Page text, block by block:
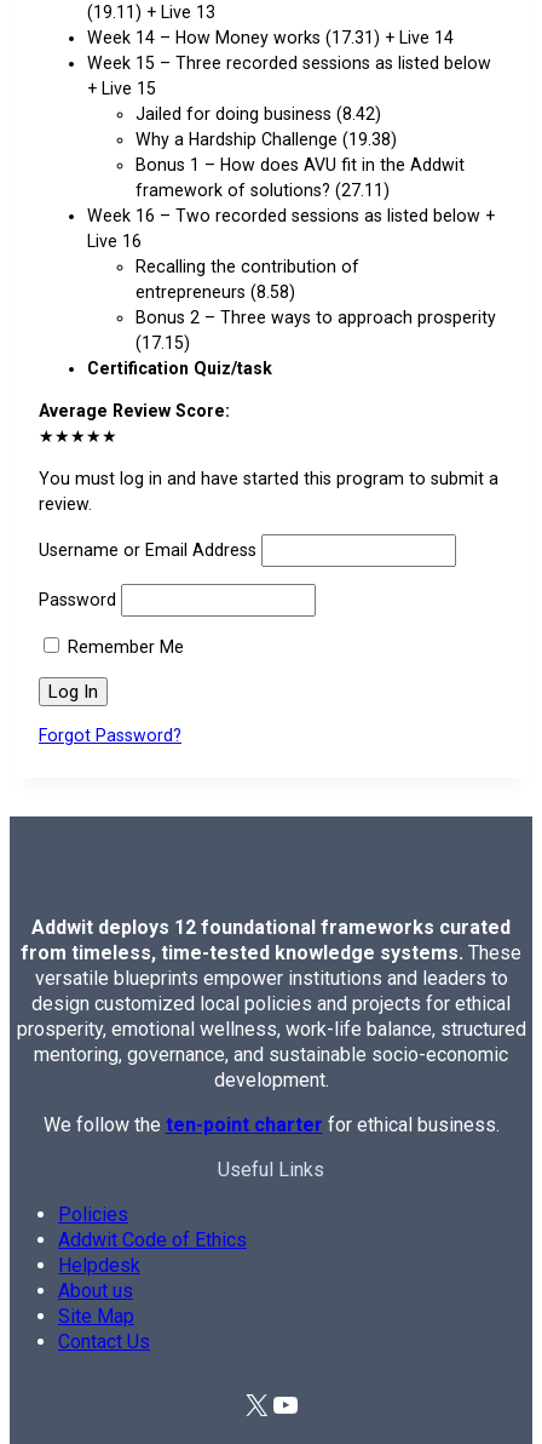
(19.11) + Live 13
Week 14 – How Money works (17.31) + Live 14
Week 15 – Three recorded sessions as listed below
+ Live 15
Jailed for doing business (8.42)
Why a Hardship Challenge (19.38)
Bonus 1 – How does AVU fit in the Addwit
framework of solutions? (27.11)
Week 16 – Two recorded sessions as listed below +
Live 16
Recalling the contribution of
entrepreneurs (8.58)
Bonus 2 – Three ways to approach prosperity
(17.15)
Certification Quiz/task
Average Review Score:
★★★★★
You must log in and have started this program to submit a
review.
Username or Email Address
Password
Remember Me
Forgot Password?
Addwit deploys 12 foundational frameworks curated
from timeless, time-tested knowledge systems. These
versatile blueprints empower institutions and leaders to
design customized local policies and projects for ethical
prosperity, emotional wellness, work-life balance, structured
mentoring, governance, and sustainable socio-economic
development.
We follow the ten-point charter for ethical business.
Useful Links
Policies
Addwit Code of Ethics
Helpdesk
About us
Site Map
Contact Us
X YouTube